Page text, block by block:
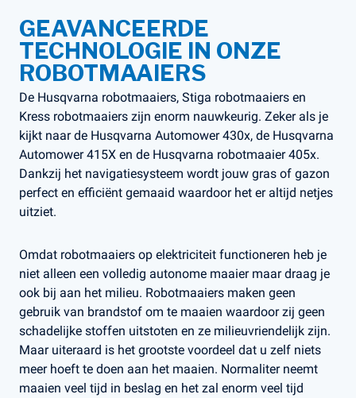
GEAVANCEERDE
TECHNOLOGIE IN ONZE
ROBOTMAAIERS
De Husqvarna robotmaaiers, Stiga robotmaaiers en
Kress robotmaaiers zijn enorm nauwkeurig. Zeker als je
kijkt naar de Husqvarna Automower 430x, de Husqvarna
Automower 415X en de Husqvarna robotmaaier 405x.
Dankzij het navigatiesysteem wordt jouw gras of gazon
perfect en efficiënt gemaaid waardoor het er altijd netjes
uitziet.
Omdat robotmaaiers op elektriciteit functioneren heb je
niet alleen een volledig autonome maaier maar draag je
ook bij aan het milieu. Robotmaaiers maken geen
gebruik van brandstof om te maaien waardoor zij geen
schadelijke stoffen uitstoten en ze milieuvriendelijk zijn.
Maar uiteraard is het grootste voordeel dat u zelf niets
meer hoeft te doen aan het maaien. Normaliter neemt
maaien veel tijd in beslag en het zal enorm veel tijd